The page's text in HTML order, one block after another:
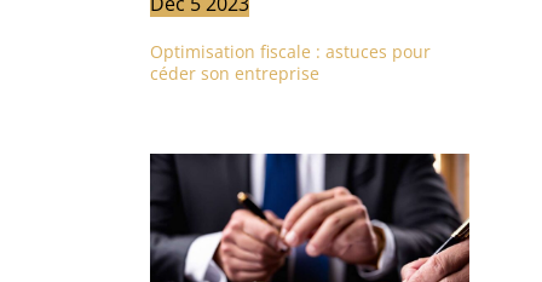
Optimisation fiscale : astuces pour
céder son entreprise